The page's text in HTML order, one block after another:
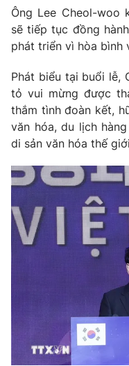
Ông Lee Cheol-woo
sẽ tiếp tục đồng
phát triển vì hòa bình
Phát biểu tại buổi lễ,
tỏ vui mừng được
thắm tình đoàn kết,
văn hóa, du lịch
di sản văn hóa thế